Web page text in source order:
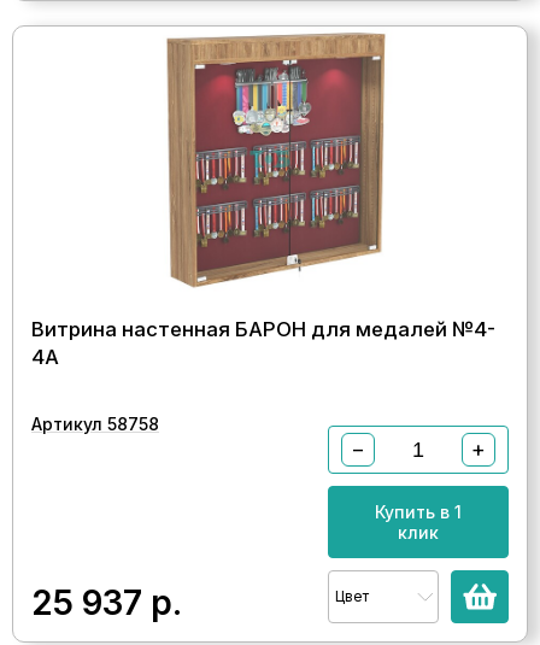
Витрина настенная БАРОН для медалей №4-
4А
Артикул 58758
25 937 р.
− +
Купить в 1
клик
Цвет